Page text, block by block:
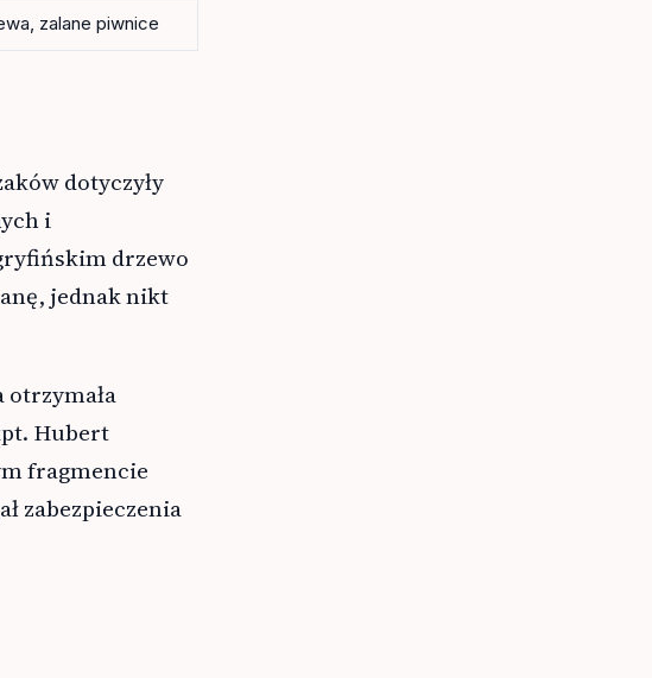
zalane piwnice
dotyczyły
i
drzewo
jednak nikt
Hubert
fragmencie
zabezpieczenia